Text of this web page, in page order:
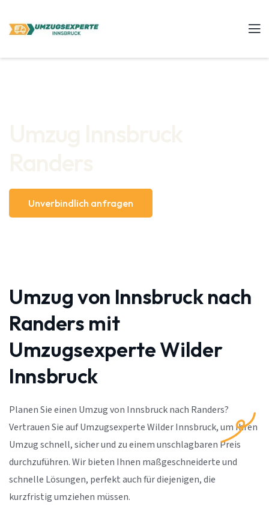
Unverbindlich anfragen
Umzug von Innsbruck nach
Randers mit
Umzugsexperte Wilder
Innsbruck
Planen Sie einen Umzug von Innsbruck nach Randers?
Vertrauen Sie auf Umzugsexperte Wilder Innsbruck, um Ihren
Umzug schnell, sicher und zu einem unschlagbaren Preis
durchzuführen. Wir bieten Ihnen maßgeschneiderte und
schnelle Lösungen, perfekt auch für diejenigen, die
kurzfristig umziehen müssen.